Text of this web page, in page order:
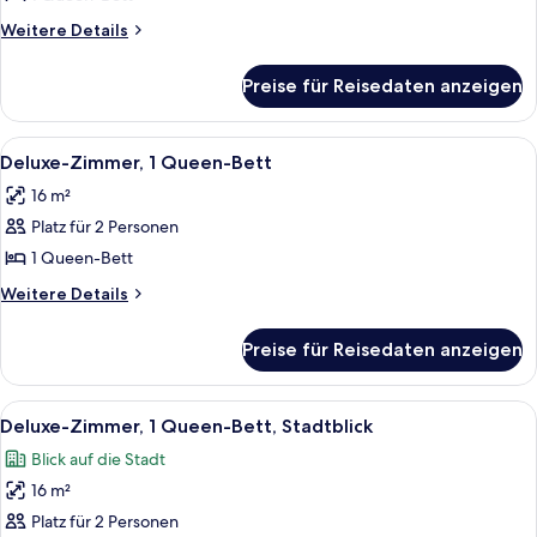
anzeigen
Weitere Details
Weitere
Queen
Preise für Reisedaten anzeigen
Alle
Fotos
für
Deluxe-
Zimmer,
1
anzeigen
Ein Hotelzimmer mit einem großen
7
Deluxe-Zimmer, 1 Queen-Bett
16 m²
Platz für 2 Personen
1 Queen-Bett
Weitere Details
Weitere
Zimmer,
Queen-
Preise für Reisedaten anzeigen
Alle
Fotos
für
Deluxe-
Zimmer,
Ein Hotelzimmer mit Bett,
9
Deluxe-Zimmer, 1 Queen-Bett, Stadtblick
Blick auf die Stadt
16 m²
Platz für 2 Personen